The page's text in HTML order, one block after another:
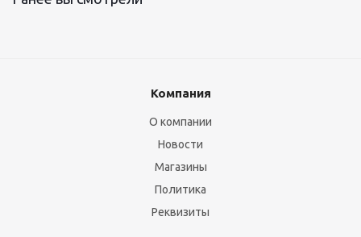
Компания
О компании
Новости
Магазины
Политика
Реквизиты